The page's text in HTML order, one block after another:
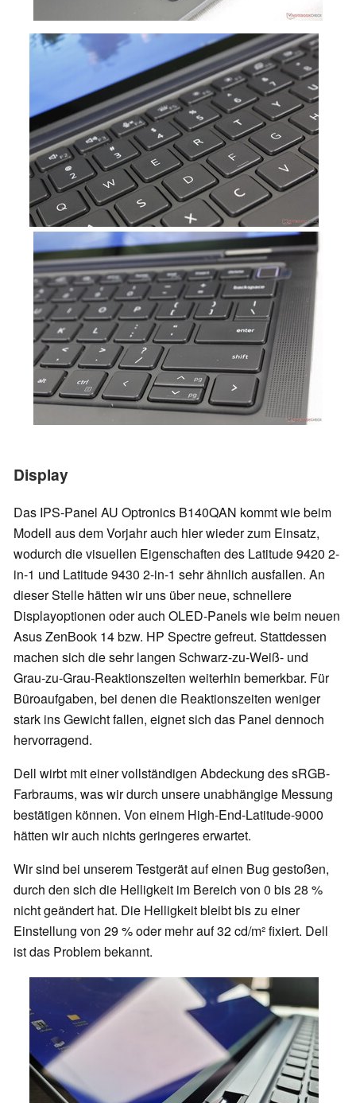
Display
Das IPS-Panel AU Optronics B140QAN kommt wie beim
Modell aus dem Vorjahr auch hier wieder zum Einsatz,
wodurch die visuellen Eigenschaften des Latitude 9420 2-
in-1 und Latitude 9430 2-in-1 sehr ähnlich ausfallen. An
dieser Stelle hätten wir uns über neue, schnellere
Displayoptionen oder auch OLED-Panels wie beim neuen
Asus ZenBook 14 bzw. HP Spectre gefreut. Stattdessen
machen sich die sehr langen Schwarz-zu-Weiß- und
Grau-zu-Grau-Reaktionszeiten weiterhin bemerkbar. Für
Büroaufgaben, bei denen die Reaktionszeiten weniger
stark ins Gewicht fallen, eignet sich das Panel dennoch
hervorragend.
Dell wirbt mit einer vollständigen Abdeckung des sRGB-
Farbraums, was wir durch unsere unabhängige Messung
bestätigen können. Von einem High-End-Latitude-9000
hätten wir auch nichts geringeres erwartet.
Wir sind bei unserem Testgerät auf einen Bug gestoßen,
durch den sich die Helligkeit im Bereich von 0 bis 28 %
nicht geändert hat. Die Helligkeit bleibt bis zu einer
Einstellung von 29 % oder mehr auf 32 cd/m² fixiert. Dell
ist das Problem bekannt.